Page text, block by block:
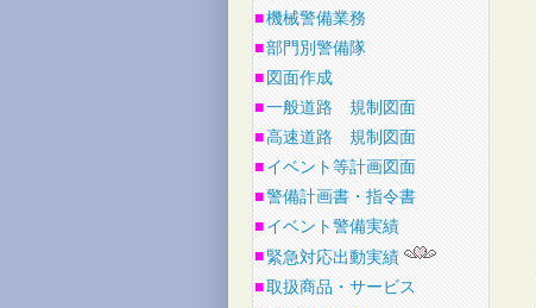
■機械警備業務
■部門別警備隊
■図面作成
■一般道路 規制図面
■高速道路 規制図面
■イベント等計画図面
■警備計画書・指令書
■イベント警備実績
■緊急対応出動実績
■取扱商品・サービス